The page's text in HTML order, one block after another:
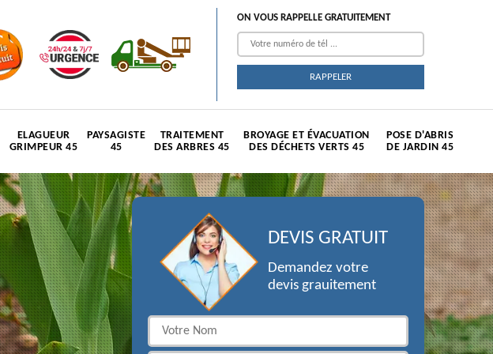
ON VOUS RAPPELLE GRATUITEMENT
ELAGUEUR
GRIMPEUR 45
PAYSAGISTE
45
TRAITEMENT
DES ARBRES 45
BROYAGE ET ÉVACUATION
DES DÉCHETS VERTS 45
POSE D'ABRIS
DE JARDIN 45
DEVIS GRATUIT
Demandez votre
devis grauitement